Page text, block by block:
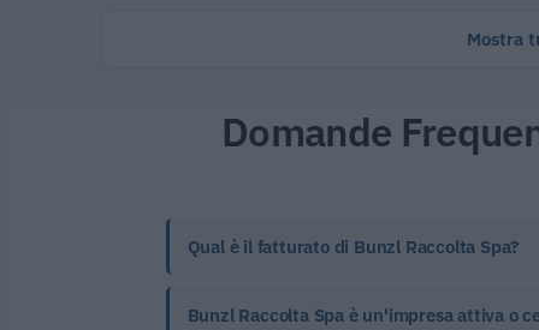
Mostra
Domande
Qual è il fatturato di Bunzl Raccolta Spa?
Bunzl Raccolta Spa è un'impresa attiva o